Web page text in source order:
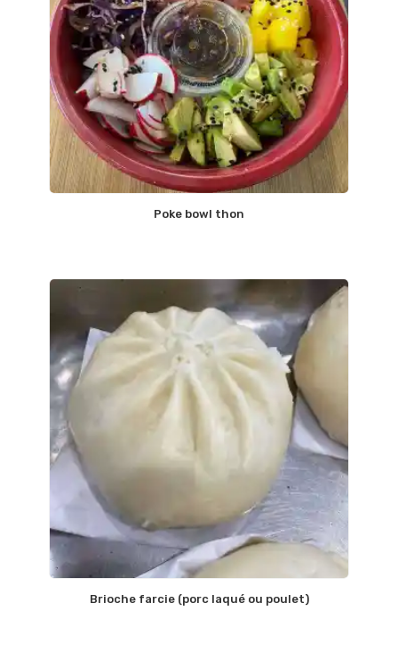
Poke bowl thon
Brioche farcie (porc laqué ou poulet)